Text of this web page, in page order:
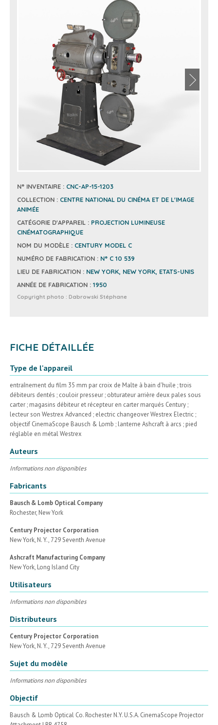
N° INVENTAIRE : CNC-AP-15-1203
COLLECTION : CENTRE NATIONAL DU CINÉMA ET DE L'IMAGE
ANIMÉE
CATÉGORIE D'APPAREIL : PROJECTION LUMINEUSE
CINÉMATOGRAPHIQUE
NOM DU MODÈLE : CENTURY MODEL C
NUMÉRO DE FABRICATION : N° C 10 539
LIEU DE FABRICATION : NEW YORK, NEW YORK, ETATS-UNIS
ANNÉE DE FABRICATION : 1950
Copyright photo : Dabrowski Stéphane
FICHE DÉTAILLÉE
Type de l'appareil
entraînement du film 35 mm par croix de Malte à bain d'huile ; trois
débiteurs dentés ; couloir presseur ; obturateur arrière deux pales sous
carter ; magasins débiteur et récepteur en carter marqués Century ;
lecteur son Westrex Advanced ; electric changeover Westrex Electric ;
objectif CinemaScope Bausch & Lomb ; lanterne Ashcraft à arcs ; pied
réglable en métal Westrex
Auteurs
Informations non disponibles
Fabricants
Bausch & Lomb Optical Company
Rochester, New York
Century Projector Corporation
New York, N. Y., 729 Seventh Avenue
Ashcraft Manufacturing Company
New York, Long Island City
Utilisateurs
Informations non disponibles
Distributeurs
Century Projector Corporation
New York, N. Y., 729 Seventh Avenue
Sujet du modèle
Informations non disponibles
Objectif
Bausch & Lomb Optical Co. Rochester N.Y. U.S.A. CinemaScope Projector